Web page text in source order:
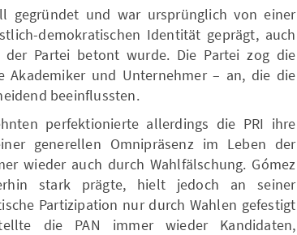
gegründet und war ursprünglich von einer
demokratischen Identität geprägt, auch
Partei betont wurde. Die Partei zog die
Akademiker und Unternehmer – an, die die
beeinflussten.
perfektionierte allerdings die PRI ihre
generellen Omnipräsenz im Leben der
wieder auch durch Wahlfälschung. Gómez
stark prägte, hielt jedoch an seiner
Partizipation nur durch Wahlen gefestigt
die PAN immer wieder Kandidaten,